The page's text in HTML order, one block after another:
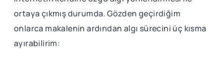
ortaya çıkmış durumda. Gözden geçirdiğim
onlarca makalenin ardından algı sürecini üç kısma
ayırabilirim: